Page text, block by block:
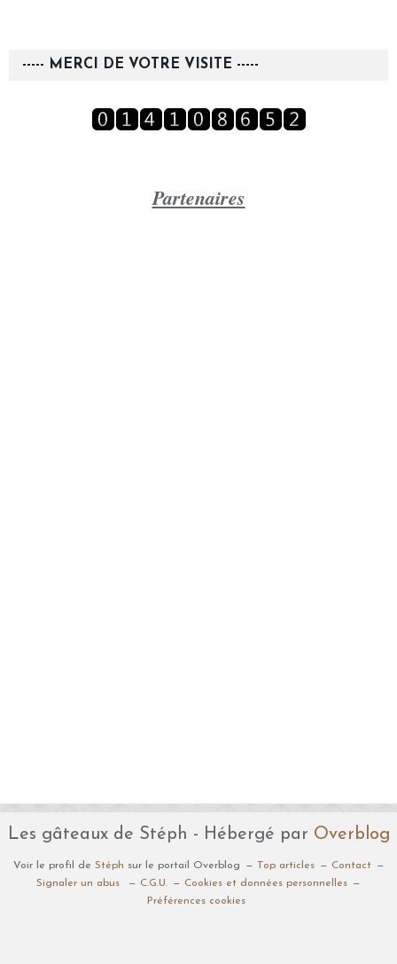
----- MERCI DE VOTRE VISITE -----
Partenaires
Les gâteaux de Stéph - Hébergé par Overblog
Voir le profil de Stéph sur le portail Overblog Top articles
Contact
Signaler un abus
C.G.U.
Cookies et données personnelles
Préférences cookies